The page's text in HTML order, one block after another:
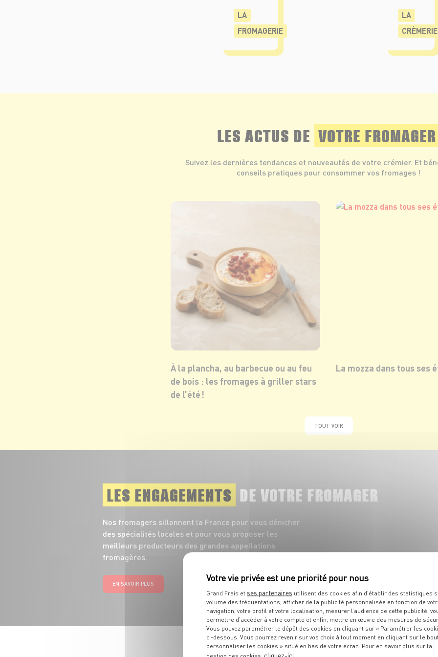
LA
FROMAGERIE
LA
CRÈMERIE
LES ACTUS DE VOTRE FROMAGER
Suivez les dernières tendances et nouveautés de votre crémier. Et
conseils pratiques pour consommer vos fromages !
À la plancha, au barbecue ou au feu
de bois : les fromages à griller stars
de l’été !
La mozza dans tous ses
TOUT VOIR
LES ENGAGEMENTS DE VOTRE FROMAGER
Nos fromagers sillonnent la France pour vous dénicher
des spécialités locales et pour vous proposer les
meilleurs producteurs des grandes appellations
fromagères.
EN SAVOIR PLUS
Grand Frais et ses partenaires utilisent des cookies afin d’établir des statistiques
volume des fréquentations, afficher de la publicité personnalisée en fonction de
navigation, votre profil et votre localisation, mesurer l’audience de cette publicité,
permettre d’accéder à votre compte et enfin, mettre en œuvre des mesures de
Vous pouvez paramétrer le dépôt des cookies en cliquant sur « Paramétrer les
ci-dessous. Vous pourrez revenir sur vos choix à tout moment en cliquant sur le
personnaliser les cookies » situé en bas de votre écran. Pour en savoir plus sur la
gestion des cookies, cliquez-ici